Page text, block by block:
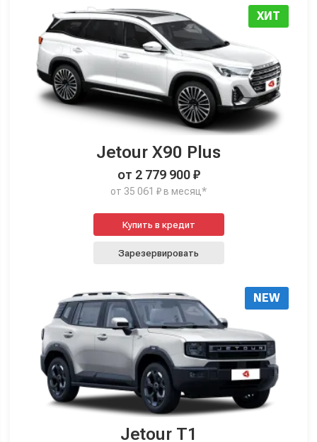
ХИТ
Jetour X90 Plus
от 2 779 900 ₽
от 35 061 ₽ в месяц*
Купить в кредит
Зарезервировать
NEW
Jetour T1